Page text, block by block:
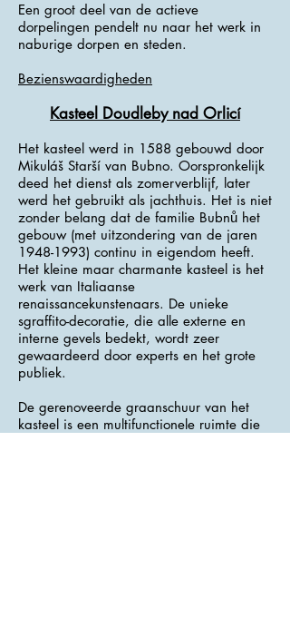
Een groot deel van de actieve
dorpelingen pendelt nu naar het werk in
naburige dorpen en steden.
Bezienswaardigheden
Kasteel Doudleby nad Orlicí
Het kasteel werd in 1588 gebouwd door
Mikuláš Starší van Bubno. Oorspronkelijk
deed het dienst als zomerverblijf, later
werd het gebruikt als jachthuis. Het is niet
zonder belang dat de familie Bubnů het
gebouw (met uitzondering van de jaren
1948-1993) continu in eigendom heeft.
Het kleine maar charmante kasteel is het
werk van Italiaanse
renaissancekunstenaars. De unieke
sgraffito-decoratie, die alle externe en
interne gevels bedekt, wordt zeer
gewaardeerd door experts en het grote
publiek.
De gerenoveerde graanschuur van het
kasteel is een multifunctionele ruimte die